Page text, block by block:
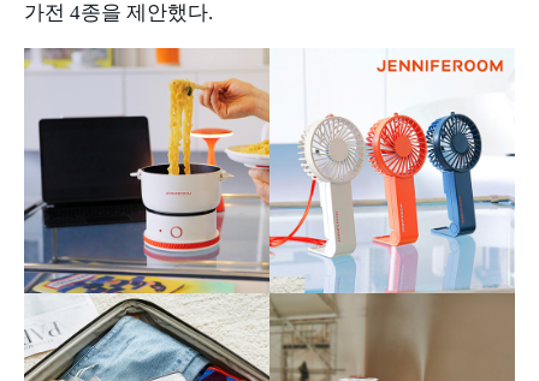
가전 4종을 제안했다.